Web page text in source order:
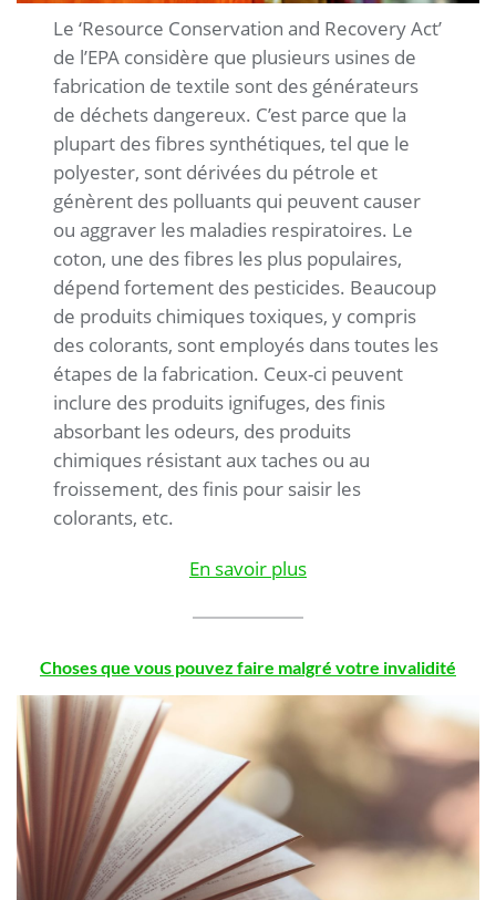
Le ‘Resource Conservation and Recovery Act’
de l’EPA considère que plusieurs usines de
fabrication de textile sont des générateurs
de déchets dangereux. C’est parce que la
plupart des fibres synthétiques, tel que le
polyester, sont dérivées du pétrole et
génèrent des polluants qui peuvent causer
ou aggraver les maladies respiratoires. Le
coton, une des fibres les plus populaires,
dépend fortement des pesticides. Beaucoup
de produits chimiques toxiques, y compris
des colorants, sont employés dans toutes les
étapes de la fabrication. Ceux-ci peuvent
inclure des produits ignifuges, des finis
absorbant les odeurs, des produits
chimiques résistant aux taches ou au
froissement, des finis pour saisir les
colorants, etc.
En savoir plus
Choses que vous pouvez faire malgré votre invalidité